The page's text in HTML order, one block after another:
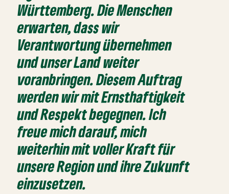
Württemberg. Die Menschen
erwarten, dass wir
Verantwortung übernehmen
und unser Land weiter
voranbringen. Diesem Auftrag
werden wir mit Ernsthaftigkeit
und Respekt begegnen. Ich
freue mich darauf, mich
weiterhin mit voller Kraft für
unsere Region und ihre Zukunft
einzusetzen.